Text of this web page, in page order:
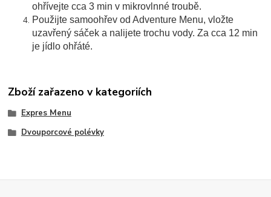
ohřívejte cca 3 min v mikrovlnné troubě.
Použijte samoohřev od Adventure Menu, vložte
uzavřený sáček a nalijete trochu vody. Za cca 12 min
je jídlo ohřáté.
Zboží zařazeno v kategoriích
Expres Menu
Dvouporcové polévky